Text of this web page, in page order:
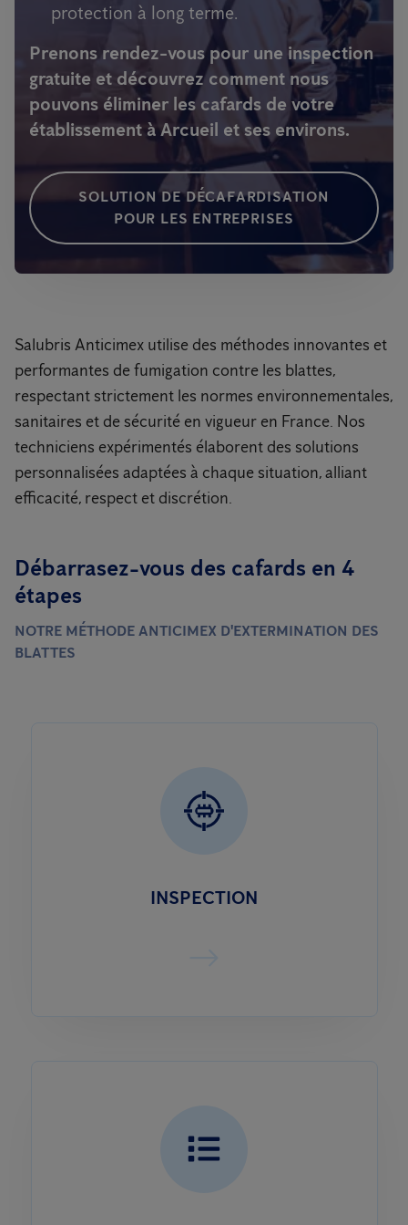
protection à long terme.
Prenons rendez-vous pour une inspection
gratuite et découvrez comment nous
pouvons éliminer les cafards de votre
établissement à Arcueil et ses environs.
SOLUTION DE DÉCAFARDISATION
POUR LES ENTREPRISES
Salubris Anticimex utilise des méthodes innovantes et
performantes de fumigation contre les blattes,
respectant strictement les normes environnementales,
sanitaires et de sécurité en vigueur en France. Nos
techniciens expérimentés élaborent des solutions
personnalisées adaptées à chaque situation, alliant
efficacité, respect et discrétion.
Débarrasez-vous des cafards en 4
étapes
NOTRE MÉTHODE ANTICIMEX D'EXTERMINATION DES
BLATTES
INSPECTION